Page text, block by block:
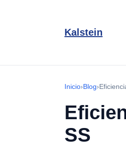
Kalstein
Inicio›Blog›
SS